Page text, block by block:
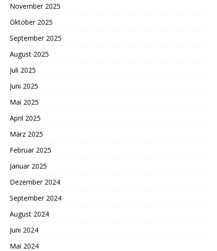
November 2025
Oktober 2025
September 2025
August 2025
Juli 2025
Juni 2025
Mai 2025
April 2025
März 2025
Februar 2025
Januar 2025
Dezember 2024
September 2024
August 2024
Juni 2024
Mai 2024